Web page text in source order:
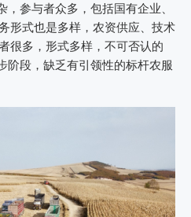
参与者众多，包括国有企业、
形式也是多样，农资供应、技术
很多，形式多样，不可否认的
阶段，缺乏有引领性的标杆农服